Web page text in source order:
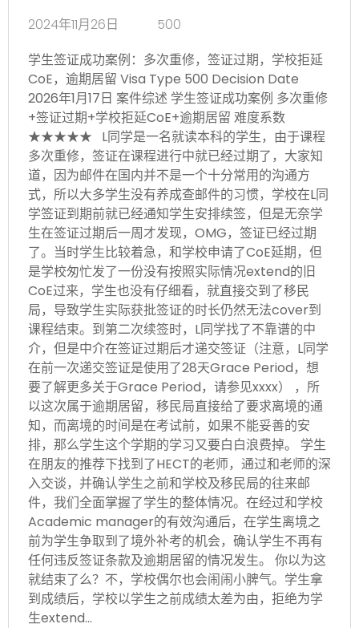
2024年11月26日
500
学生签证成功案例：多次重修，签证过期，学校拒延
CoE，逾期居留 Visa Type 500 Decision Date
2026年1月17日 案件综述 学生签证成功案例 多次重修
+签证过期+学校拒延CoE+逾期居留 难度系数
★★★★★ L同学是一名就读本科的学生，由于课程
多次重修，签证在课程进行中就已经过期了，大家知
道，因为邮件在国内并不是一个十分常用的沟通方
式，所以大多学生没有养成查邮件的习惯，学校在L同
学签证到期前就已经通知学生安排续签，但是无奈学
生在签证过期后一周才发现，OMG，签证已经过期
了。当时学生比较着急，和学校申请了CoE延期，但
是学校匆忙发了一份没有按照实际情况extend的旧
CoE过来，学生也没有仔细看，就直接交到了移民
局，导致学生实际获批签证的时长仍然无法cover到
课程结束。到第二次续签时，L同学找了不靠谱的中
介，但是中介在签证过期后才递交签证（注意，L同学
在前一次递交签证是使用了28天Grace Period，想
要了解更多关于Grace Period，请参见xxxx） ，所
以这次属于逾期居留，移民局直接给了要求离境的通
知，而离境的时间是在考试前，如果不能妥善的安
排，那么学生这个学期的学习又要白白浪费掉。 学生
在朋友的推荐下找到了HECT的老师，通过和老师的深
入交谈，并确认学生之前和学校及移民局的往来邮
件，我们全面掌握了学生的整体情况。在经过和学校
Academic manager的有效沟通后，在学生离境之
前为学生争取到了境外补考的机会，确认学生不再有
任何违反签证条款及逾期居留的情况发生。 你以为这
就结束了么？不，学校偶尔也会闹闹小脾气。学生拿
到成绩后，学校以学生之前成绩太差为由，拒绝为学
生extend…